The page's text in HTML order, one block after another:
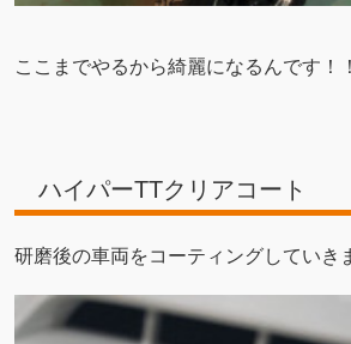
ここまでやるから綺麗になるんです！！
ハイパーTTクリアコート
研磨後の車両をコーティングしていき